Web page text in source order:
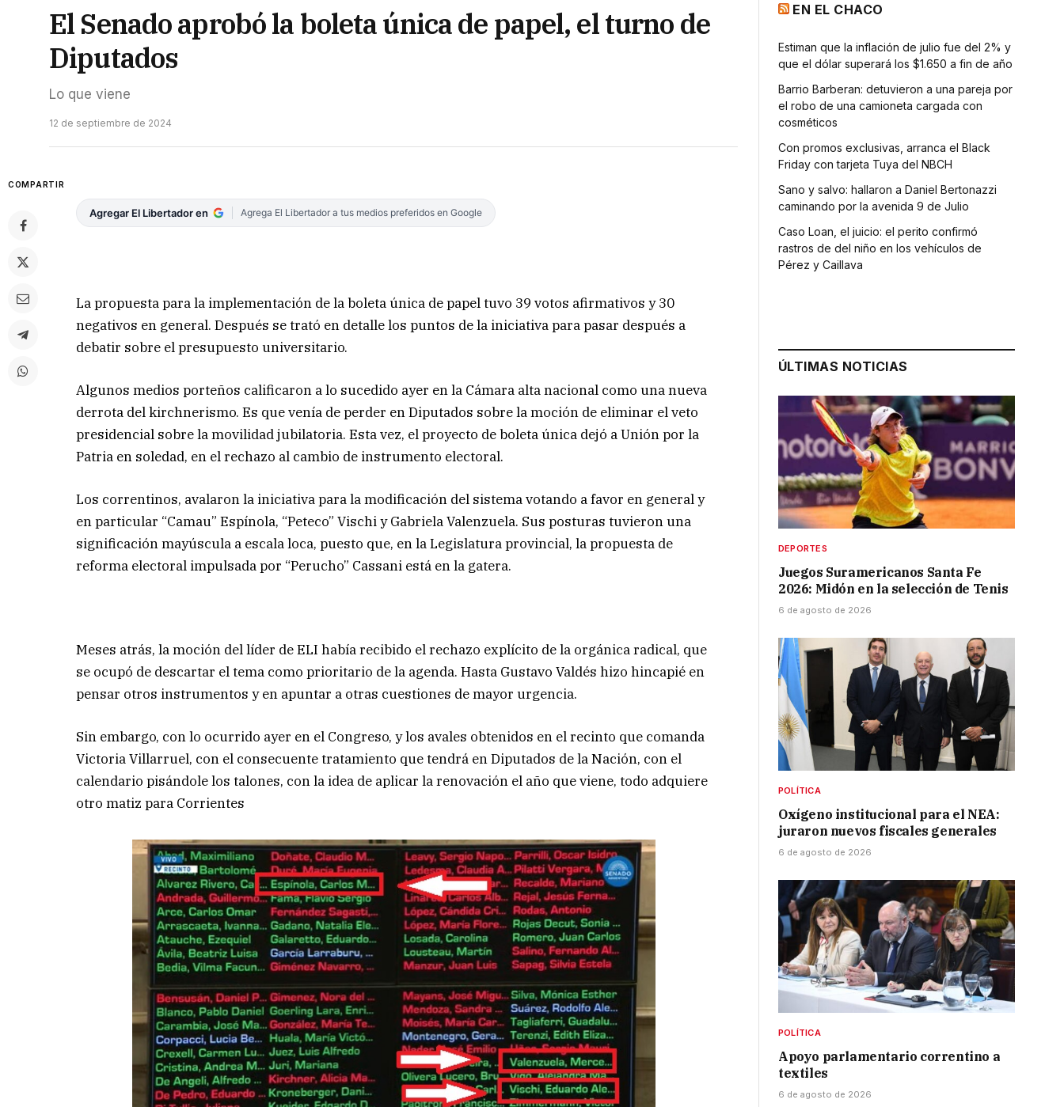
El Senado aprobó la boleta única de papel, el turno de
Diputados
Lo que viene
12 de septiembre de 2024
COMPARTIR
Agregar El Libertador en Agrega El Libertador a tus medios preferidos en Google
La propuesta para la implementación de la boleta única de papel tuvo 39 votos afirmativos y 30
negativos en general. Después se trató en detalle los puntos de la iniciativa para pasar después a
debatir sobre el presupuesto universitario.
Algunos medios porteños calificaron a lo sucedido ayer en la Cámara alta nacional como una nueva
derrota del kirchnerismo. Es que venía de perder en Diputados sobre la moción de eliminar el veto
presidencial sobre la movilidad jubilatoria. Esta vez, el proyecto de boleta única dejó a Unión por la
Patria en soledad, en el rechazo al cambio de instrumento electoral.
Los correntinos, avalaron la iniciativa para la modificación del sistema votando a favor en general y
en particular “Camau” Espínola, “Peteco” Vischi y Gabriela Valenzuela. Sus posturas tuvieron una
significación mayúscula a escala loca, puesto que, en la Legislatura provincial, la propuesta de
reforma electoral impulsada por “Perucho” Cassani está en la gatera.
Meses atrás, la moción del líder de ELI había recibido el rechazo explícito de la orgánica radical, que
se ocupó de descartar el tema como prioritario de la agenda. Hasta Gustavo Valdés hizo hincapié en
pensar otros instrumentos y en apuntar a otras cuestiones de mayor urgencia.
Sin embargo, con lo ocurrido ayer en el Congreso, y los avales obtenidos en el recinto que comanda
Victoria Villarruel, con el consecuente tratamiento que tendrá en Diputados de la Nación, con el
calendario pisándole los talones, con la idea de aplicar la renovación el año que viene, todo adquiere
otro matiz para Corrientes
EN EL CHACO
Estiman que la inflación de julio fue del 2% y
que el dólar superará los $1.650 a fin de año
Barrio Barberan: detuvieron a una pareja por
el robo de una camioneta cargada con
cosméticos
Con promos exclusivas, arranca el Black
Friday con tarjeta Tuya del NBCH
Sano y salvo: hallaron a Daniel Bertonazzi
caminando por la avenida 9 de Julio
Caso Loan, el juicio: el perito confirmó
rastros de del niño en los vehículos de
Pérez y Caillava
ÚLTIMAS NOTICIAS
DEPORTES
Juegos Suramericanos Santa Fe
2026: Midón en la selección de Tenis
6 de agosto de 2026
POLÍTICA
Oxígeno institucional para el NEA:
juraron nuevos fiscales generales
6 de agosto de 2026
POLÍTICA
Apoyo parlamentario correntino a
textiles
6 de agosto de 2026